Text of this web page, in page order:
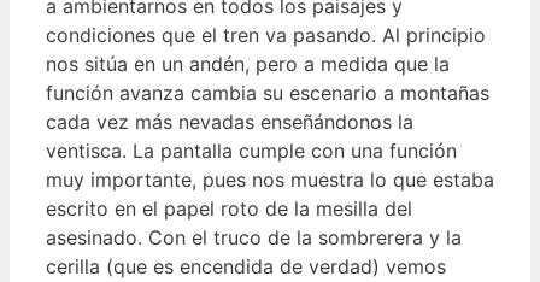
a ambientarnos en todos los paisajes y
condiciones que el tren va pasando. Al principio
nos sitúa en un andén, pero a medida que la
función avanza cambia su escenario a montañas
cada vez más nevadas enseñándonos la
ventisca. La pantalla cumple con una función
muy importante, pues nos muestra lo que estaba
escrito en el papel roto de la mesilla del
asesinado. Con el truco de la sombrerera y la
cerilla (que es encendida de verdad) vemos